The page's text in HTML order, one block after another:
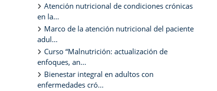
Atención nutricional de condiciones crónicas
en la...
Marco de la atención nutricional del paciente
adul...
Curso “Malnutrición: actualización de
enfoques, an...
Bienestar integral en adultos con
enfermedades cró...